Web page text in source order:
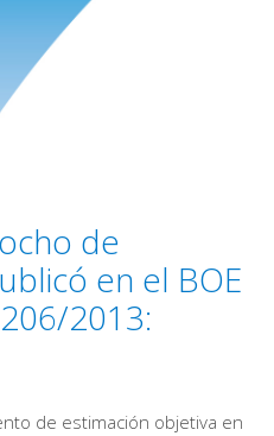
de
en el BOE
2013:
de estimación objetiva en